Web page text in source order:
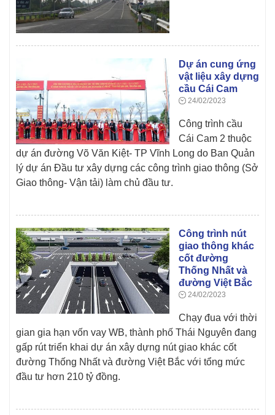
Dự án cung ứng
vật liệu xây dựng
cầu Cái Cam
24/02/2023
Công trình cầu
Cái Cam 2 thuộc
dự án đường Võ Văn Kiệt- TP Vĩnh Long do Ban Quản
lý dự án Đầu tư xây dựng các công trình giao thông (Sở
Giao thông- Vận tải) làm chủ đầu tư.
Công trình nút
giao thông khác
cốt đường
Thống Nhất và
đường Việt Bắc
24/02/2023
Chạy đua với thời
gian gia hạn vốn vay WB, thành phố Thái Nguyên đang
gấp rút triển khai dự án xây dựng nút giao khác cốt
đường Thống Nhất và đường Việt Bắc với tổng mức
đầu tư hơn 210 tỷ đồng.